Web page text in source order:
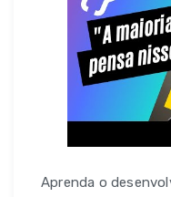
Aprenda o